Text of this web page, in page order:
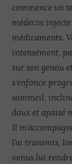
commence un
médecin
médicaments.
intensément,
sur son genou
s’enfonce
sommeil,
doux et apaisé
Il
l’ai transmis,
venus lui